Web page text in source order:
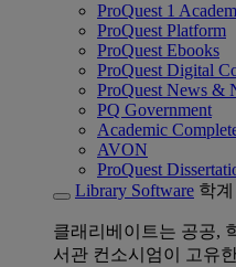
ProQuest 1
ProQuest Platform
ProQuest Ebooks
ProQuest Digital
ProQuest News &
PQ Government
Academic
AVON
ProQuest
Library Software 학
클래리베이트는 공공,
서관 컨소시엄이 고유